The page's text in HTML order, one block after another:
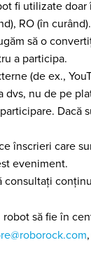
fi utilizate
RO (în curând).
să o
a participa.
(de ex.,
dvs, nu de pe
înscrieri care
eveniment.
consultați
robot să fie în
,